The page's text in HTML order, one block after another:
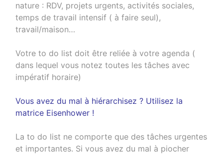
nature : RDV, projets urgents, activités sociales,
temps de travail intensif ( à faire seul),
travail/maison…
Votre to do list doit être reliée à votre agenda (
dans lequel vous notez toutes les tâches avec
impératif horaire)
Vous avez du mal à hiérarchisez ? Utilisez la
matrice Eisenhower !
La to do list ne comporte que des tâches urgentes
et importantes. Si vous avez du mal à piocher